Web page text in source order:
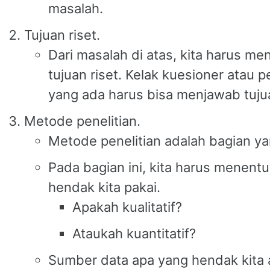
masalah.
Tujuan riset.
Dari masalah di atas, kita harus
tujuan riset. Kelak kuesioner atau
yang ada harus bisa menjawab
Metode penelitian.
Metode penelitian adalah bagian
Pada bagian ini, kita harus
hendak kita pakai.
Apakah kualitatif?
Ataukah kuantitatif?
Sumber data apa yang hendak kita